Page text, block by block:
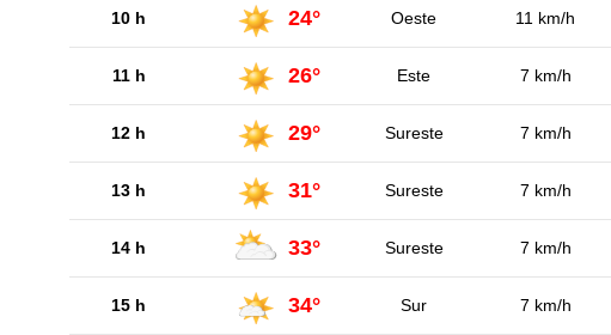
10 h 24° Oeste 11 km/h
11 h 26° Este 7 km/h
12 h 29° Sureste 7 km/h
13 h 31° Sureste 7 km/h
14 h 33° Sureste 7 km/h
15 h 34° Sur 7 km/h